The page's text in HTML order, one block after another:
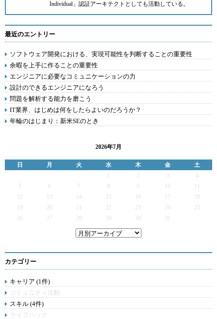
Individual」認証アーキテクトとしても活動している。
最近のエントリー
ソフトウェア開発における、実現可能性を判断することの重要性
余暇を上手に作ることの重要性
エンジニアに必要なコミュニケーションの力
設計のできるエンジニアになろう
問題を解析する能力を磨こう
IT業界、はじめは何をしたらよいのだろうか？
年輪のはじまり：新米SEのとき
2026年7月
日 月 火 水 木 金
土
2 3
4
5
6 7 9
12
13 14 15 16 17
19
20 21 22 23 24
25
26
27 28 29 30 31
カテゴリー
キャリア (1件)
コミュニティ活動
スキル (4件)
ライフハック